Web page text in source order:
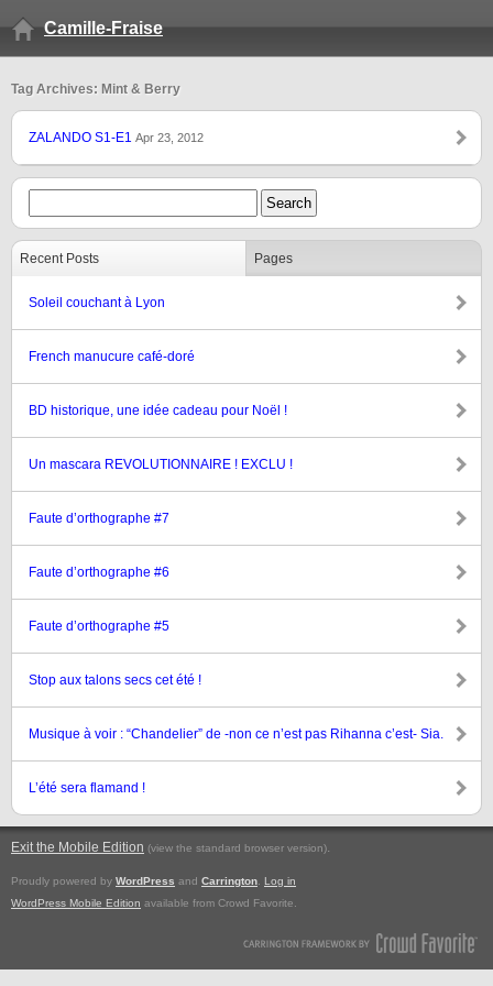
Camille-Fraise
Tag Archives: Mint & Berry
ZALANDO S1-E1 Apr 23, 2012
Recent Posts Pages
Soleil couchant à Lyon
French manucure café-doré
BD historique, une idée cadeau pour Noël !
Un mascara REVOLUTIONNAIRE ! EXCLU !
Faute d’orthographe #7
Faute d’orthographe #6
Faute d’orthographe #5
Stop aux talons secs cet été !
Musique à voir : “Chandelier” de -non ce n’est pas Rihanna c’est- Sia.
L’été sera flamand !
Exit the Mobile Edition (view the standard browser version).
Proudly powered by WordPress and Carrington
Log in
WordPress Mobile Edition available from Crowd Favorite.